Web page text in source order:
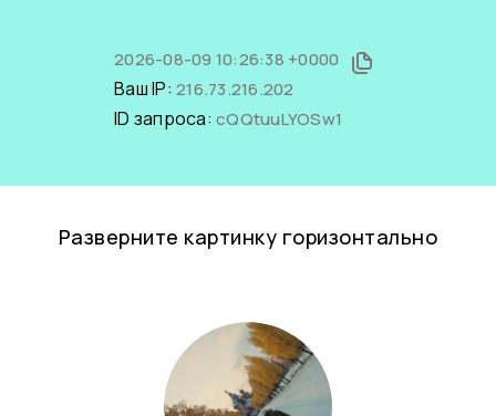
2026-08-09 10:26:38 +0000
Ваш IP: 216.73.216.202
ID запроса: cQQtuuLYOSw1
Разверните картинку горизонтально